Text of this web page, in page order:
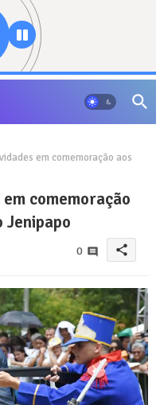
em comemoração aos
comemoração
Jenipapo
0 share